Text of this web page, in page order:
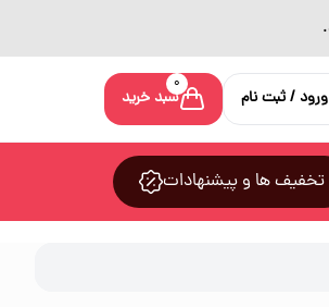
ورود / ثبت نام
0
سبد خرید
تخفیف ها و پیشنهادات